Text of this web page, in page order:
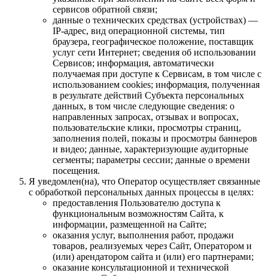
сервисов обратной связи;
данные о технических средствах (устройствах) —
IP-адрес, вид операционной системы, тип
браузера, географическое положение, поставщик
услуг сети Интернет; сведения об использовании
Сервисов; информация, автоматически
получаемая при доступе к Сервисам, в том числе с
использованием cookies; информация, полученная
в результате действий Субъекта персональных
данных, в том числе следующие сведения: о
направленных запросах, отзывах и вопросах,
пользовательские клики, просмотры страниц,
заполнения полей, показы и просмотры баннеров
и видео; данные, характеризующие аудиторные
сегменты; параметры сессии; данные о времени
посещения.
Я уведомлен(на), что Оператор осуществляет связанные
с обработкой персональных данных процессы в целях:
предоставления Пользователю доступа к
функциональным возможностям Сайта, к
информации, размещенной на Сайте;
оказания услуг, выполнения работ, продажи
товаров, реализуемых через Сайт, Оператором и
(или) арендатором сайта и (или) его партнерами;
оказание консультационной и технической